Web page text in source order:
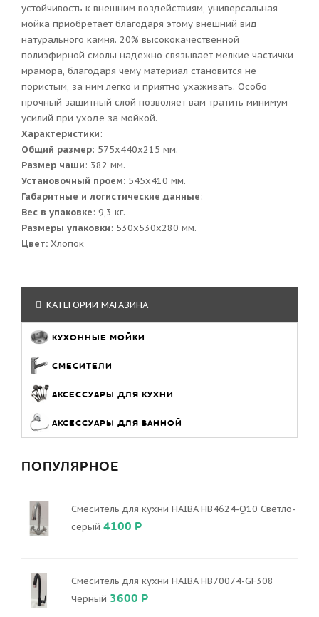
устойчивость к внешним воздействиям, универсальная
мойка приобретает благодаря этому внешний вид
натурального камня. 20% высококачественной
полиэфирной смолы надежно связывает мелкие частички
мрамора, благодаря чему материал становится не
пористым, за ним легко и приятно ухаживать. Особо
прочный защитный слой позволяет вам тратить минимум
усилий при уходе за мойкой.
Характеристики:
Общий размер: 575x440x215 мм.
Размер чаши: 382 мм.
Установочный проем: 545x410 мм.
Габаритные и логистические данные:
Вес в упаковке: 9,3 кг.
Размеры упаковки: 530x530x280 мм.
Цвет: Хлопок
КАТЕГОРИИ МАГАЗИНА
КУХОННЫЕ МОЙКИ
СМЕСИТЕЛИ
АКСЕССУАРЫ ДЛЯ КУХНИ
АКСЕССУАРЫ ДЛЯ ВАННОЙ
ПОПУЛЯРНОЕ
Смеситель для кухни HAIBA HB4624-Q10 Светло-
серый 4100 Р
Смеситель для кухни HAIBA HB70074-GF308
Черный 3600 Р